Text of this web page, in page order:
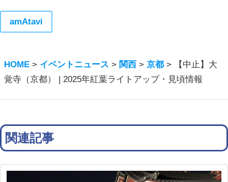
amAtavi
HOME > イベントニュース > 関西 >京都 >
【中止】大
覚寺（京都） | 2025年紅葉ライトアップ・見頃情報
関連記事